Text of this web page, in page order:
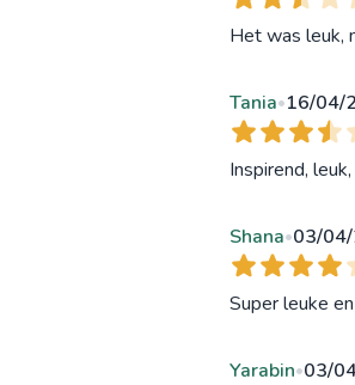
Het was leuk,
Tania•16/04/
Inspirend,
Shana•03/
Super leuke
Yarabin•03/